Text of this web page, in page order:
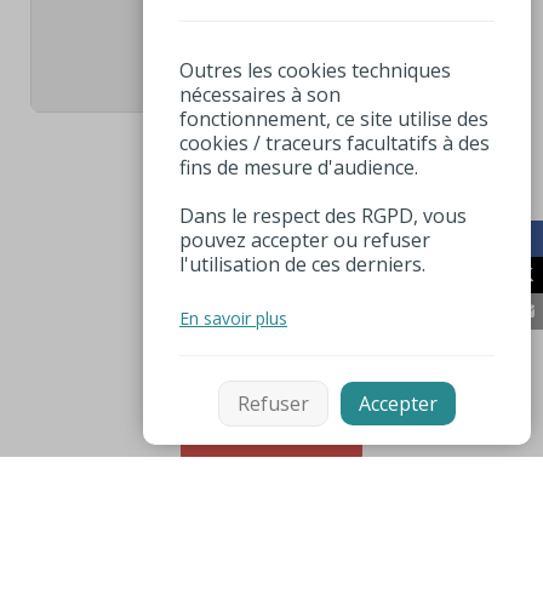
Filtrer
Outres les cookies techniques
nécessaires à son
fonctionnement, ce site utilise des
cookies / traceurs facultatifs à des
fins de mesure d'audience.
Dans le respect des RGPD, vous
pouvez accepter ou refuser
l'utilisation de ces derniers.
En savoir plus
Refuser Accepter